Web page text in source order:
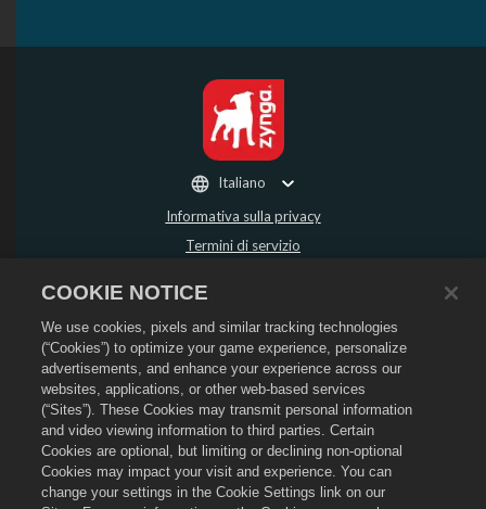
Informativa sulla privacy
Termini di servizio
Politica sui rimborsi
Informativa sui cookie
Assistenza per lo store
Assistenza di gioco
Impostazioni cookie
2026Social Point S.L. Dragon City e il logo Dragon City sono marchi registrati
di Social Point S.L. Tutti i diritti riservati. Il negozio di Dragon City è gestito da
Zynga, Inc. Offerte valide solo all'interno del gioco Dragon City. La disponibilità
e i prezzi dell'offerta variano in base alla regione.
Italiano
COOKIE NOTICE
We use cookies, pixels and similar tracking technologies
(“Cookies”) to optimize your game experience, personalize
advertisements, and enhance your experience across our
websites, applications, or other web-based services
(“Sites”). These Cookies may transmit personal information
and video viewing information to third parties. Certain
Cookies are optional, but limiting or declining non-optional
Cookies may impact your visit and experience. You can
change your settings in the Cookie Settings link on our